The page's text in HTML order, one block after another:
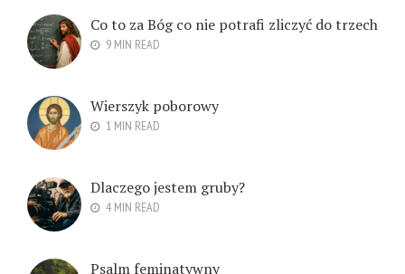
Co to za Bóg co nie potrafi zliczyć do trzech
9 MIN READ
Wierszyk poborowy
1 MIN READ
Dlaczego jestem gruby?
4 MIN READ
Psalm feminatywny